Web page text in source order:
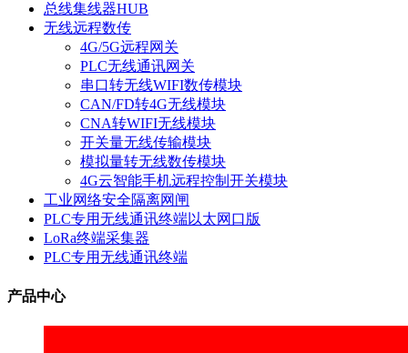
总线集线器HUB
无线远程数传
4G/5G远程网关
PLC无线通讯网关
串口转无线WIFI数传模块
CAN/FD转4G无线模块
CNA转WIFI无线模块
开关量无线传输模块
模拟量转无线数传模块
4G云智能手机远程控制开关模块
工业网络安全隔离网闸
PLC专用无线通讯终端以太网口版
LoRa终端采集器
PLC专用无线通讯终端
产品中心